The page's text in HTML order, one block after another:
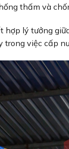
thấm và
hợp lý tưởng
việc cấp